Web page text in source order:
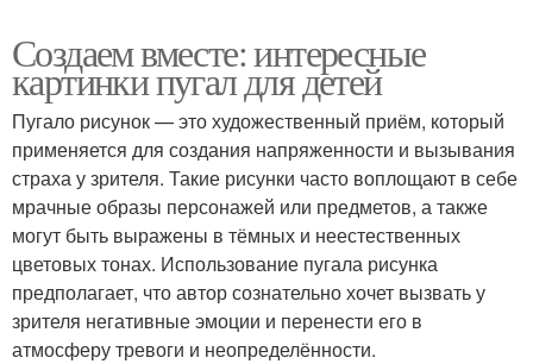
Создаем вместе: интересные
картинки пугал для детей
Пугало рисунок — это художественный приём, который
применяется для создания напряженности и вызывания
страха у зрителя. Такие рисунки часто воплощают в себе
мрачные образы персонажей или предметов, а также
могут быть выражены в тёмных и неестественных
цветовых тонах. Использование пугала рисунка
предполагает, что автор сознательно хочет вызвать у
зрителя негативные эмоции и перенести его в
атмосферу тревоги и неопределённости.